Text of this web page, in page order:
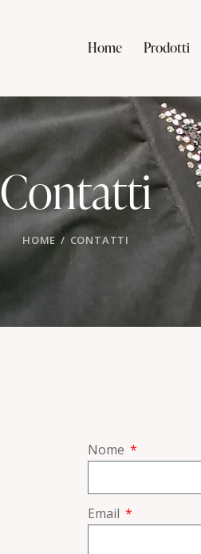
Home Prodotti
Contatti
HOME CONTATTI
Nome
Email